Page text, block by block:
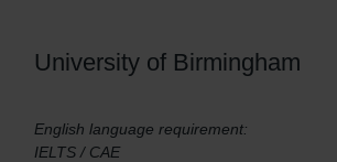
University of Birmingham
English language requirement:
IELTS / CAE